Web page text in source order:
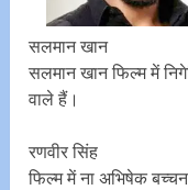
सलमान खान
सलमान खान फिल्म में
वाले हैं।
रणवीर सिंह
फिल्म में ना अभिषेक बच्चन